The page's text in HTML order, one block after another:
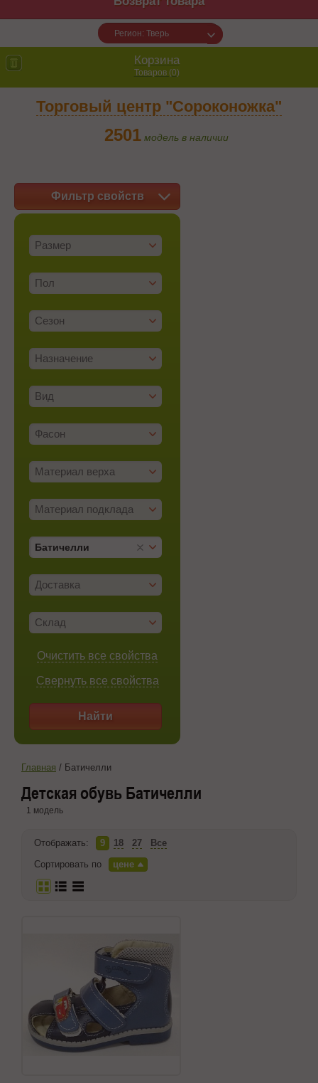
Регион: Тверь
Корзина
Товаров (0)
Торговый центр "Сороконожка"
2501 модель в наличии
Фильтр свойств
Размер
Пол
Сезон
Назначение
Вид
Фасон
Материал верха
Материал подклада
Батичелли
Доставка
Склад
Очистить все свойства
Свернуть все свойства
Найти
Главная / Батичелли
Детская обувь Батичелли
1 модель
Отображать: 9 18 27
Все
Сортировать по
цене